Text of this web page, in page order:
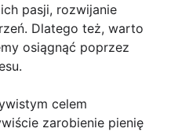
pasji, rozwijanie
Dlatego też, warto
osiągnąć poprzez
celem
zarobienie pienię